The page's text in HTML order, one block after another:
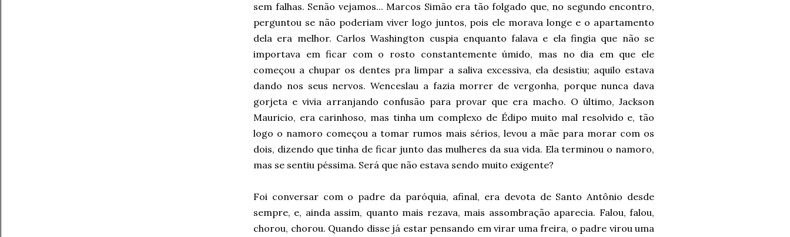
sem falhas. Senão vejamos... Marcos Simão era tão folgado que, no segundo encontro,
perguntou se não poderiam viver logo juntos, pois ele morava longe e o apartamento
dela era melhor. Carlos Washington cuspia enquanto falava e ela fingia que não se
importava em ficar com o rosto constantemente úmido, mas no dia em que ele
começou a chupar os dentes pra limpar a saliva excessiva, ela desistiu; aquilo estava
dando nos seus nervos. Wenceslau a fazia morrer de vergonha, porque nunca dava
gorjeta e vivia arranjando confusão para provar que era macho. O último, Jackson
Mauricio, era carinhoso, mas tinha um complexo de Édipo muito mal resolvido e, tão
logo o namoro começou a tomar rumos mais sérios, levou a mãe para morar com os
dois, dizendo que tinha de ficar junto das mulheres da sua vida. Ela terminou o namoro,
mas se sentiu péssima. Será que não estava sendo muito exigente?
Foi conversar com o padre da paróquia, afinal, era devota de Santo Antônio desde
sempre, e, ainda assim, quanto mais rezava, mais assombração aparecia. Falou, falou,
chorou, chorou. Quando disse já estar pensando em virar uma freira, o padre virou uma